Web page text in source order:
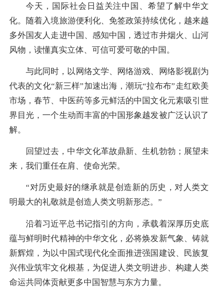
今天，国际社会日益关注中国、希望了解中华文
化。随着入境旅游便利化、免签政策持续优化，越来越
多外国友人走进中国、感知中国，透过市井烟火、山河
风物，读懂真实立体、可信可爱可敬的中国。
与此同时，以网络文学、网络游戏、网络影视剧为
代表的文化“新三样”加速出海，潮玩“拉布布”走红欧美
市场，春节、中医药等多元鲜活的中国文化元素吸引世
界目光，一个生动而丰富的中国形象越发被广泛认识了
解。
回望过去，中华文化革故鼎新、生机勃勃；展望未
来，我们重任在肩、使命光荣。
“对历史最好的继承就是创造新的历史，对人类文
明最大的礼敬就是创造人类文明新形态。”
沿着习近平总书记指引的方向，承载着深厚历史底
蕴与鲜明时代精神的中华文化，必将焕发新气象、铸就
新辉煌，为以中国式现代化全面推进强国建设、民族复
兴伟业筑牢文化根基，为促进人类文明进步、构建人类
命运共同体贡献更多中国智慧与东方力量。